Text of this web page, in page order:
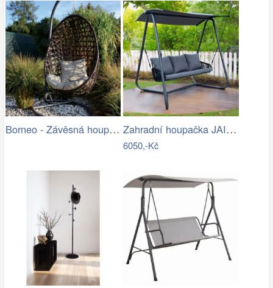
Borneo - Závěsná houpačka (grafit) |… Zahradní houpačka JAIRA Tempo Kondela
6050,-Kč